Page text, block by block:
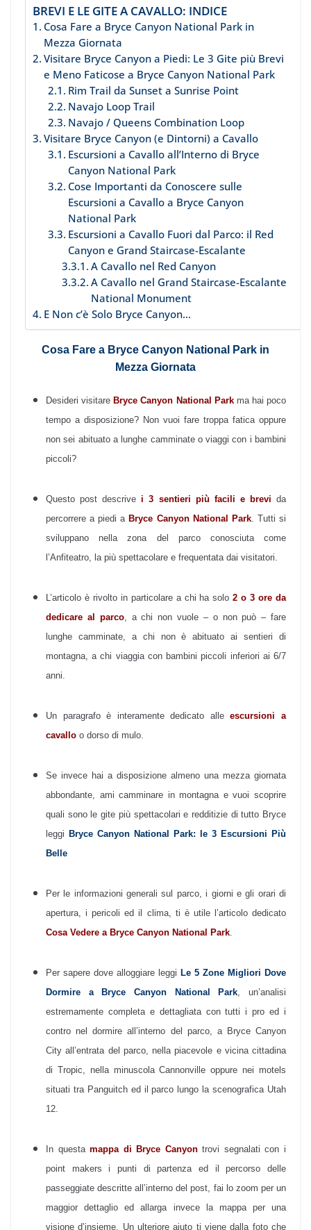
BREVI E LE GITE A CAVALLO: INDICE
Cosa Fare a Bryce Canyon National Park in
Mezza Giornata
Visitare Bryce Canyon a Piedi: Le 3 Gite più Brevi
e Meno Faticose a Bryce Canyon National Park
Rim Trail da Sunset a Sunrise Point
Navajo Loop Trail
Navajo / Queens Combination Loop
Visitare Bryce Canyon (e Dintorni) a Cavallo
Escursioni a Cavallo all’Interno di Bryce
Canyon National Park
Cose Importanti da Conoscere sulle
Escursioni a Cavallo a Bryce Canyon
National Park
Escursioni a Cavallo Fuori dal Parco: il Red
Canyon e Grand Staircase-Escalante
A Cavallo nel Red Canyon
A Cavallo nel Grand Staircase-Escalante
National Monument
E Non c’è Solo Bryce Canyon…
Cosa Fare a Bryce Canyon National Park in
Mezza Giornata
Desideri visitare Bryce Canyon National Parkma hai poco
tempo a disposizione? Non vuoi fare troppa fatica oppure
non sei abituato a lunghe camminate o viaggi con i bambini
piccoli?
Questo post descrive i 3 sentieri più facili e brevi da
percorrere a piedi a Bryce Canyon National Park. Tutti si
sviluppano nella zona del parco conosciuta come
l’Anfiteatro, la più spettacolare e frequentata dai visitatori.
L’articolo è rivolto in particolare a chi ha solo 2 o 3 ore da
dedicare al parco, a chi non vuole – o non può – fare
lunghe camminate, a chi non è abituato ai sentieri di
montagna, a chi viaggia con bambini piccoli inferiori ai 6/7
anni.
Un paragrafo è interamente dedicato alleescursioni a
cavallo o dorso di mulo.
Se invece hai a disposizione almeno una mezza giornata
abbondante, ami camminare in montagna e vuoi scoprire
quali sono le gite più spettacolari e redditizie di tutto Bryce
leggi Bryce Canyon National Park: le 3 Escursioni Più
Belle
Per le informazioni generali sul parco, i giorni e gli orari di
apertura, i pericoli ed il clima, ti è utile l’articolo dedicato
Cosa Vedere a Bryce Canyon National Park.
Per sapere dove alloggiare leggi Le 5 Zone Migliori Dove
Dormire a Bryce Canyon National Park, un’analisi
estremamente completa e dettagliata con tutti i pro ed i
contro nel dormire all’interno del parco, a Bryce Canyon
City all’entrata del parco, nella piacevole e vicina cittadina
di Tropic, nella minuscola Cannonville oppure nei motels
situati tra Panguitch ed il parco lungo la scenografica Utah
12.
In questamappa di Bryce Canyontrovi segnalati con i
point makers i punti di partenza ed il percorso delle
passeggiate descritte all’interno del post, fai lo zoom per un
maggior dettaglio ed allarga invece la mappa per una
visione d’insieme. Un ulteriore aiuto ti viene dalla foto che